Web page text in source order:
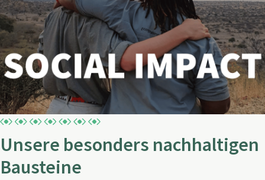
Unsere besonders nachhaltigen
Bausteine